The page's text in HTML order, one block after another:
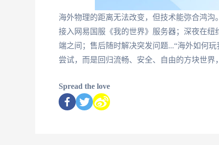
海外物理的距离无法改变，但技术能弥合鸿
接入网易国服《我的世界》服务器；深夜在
端之间；售后随时解决突发问题...“海外如何
尝试，而是回归流畅、安全、自由的方块世
Spread the love